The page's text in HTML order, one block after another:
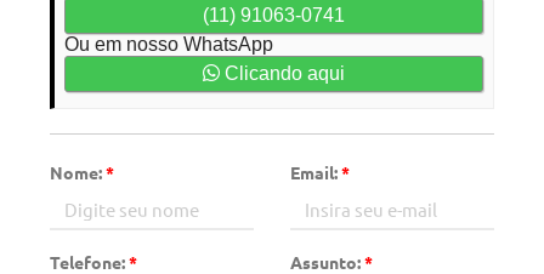
(11) 91063-0741
Ou em nosso WhatsApp
Clicando aqui
Nome:* Email:*
Telefone:* Assunto:*